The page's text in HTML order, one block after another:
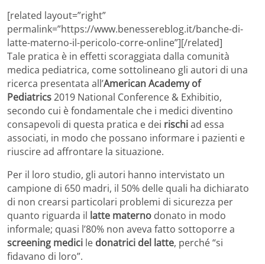
[related layout=”right”
permalink=”https://www.benessereblog.it/banche-di-
latte-materno-il-pericolo-corre-online”][/related]
Tale pratica è in effetti scoraggiata dalla comunità
medica pediatrica, come sottolineano gli autori di una
ricerca presentata all’American Academy of
Pediatrics2019 National Conference & Exhibitio,
secondo cui è fondamentale che i medici diventino
consapevoli di questa pratica e dei rischiad essa
associati, in modo che possano informare i pazienti e
riuscire ad affrontare la situazione.
Per il loro studio, gli autori hanno intervistato un
campione di 650 madri, il 50% delle quali ha dichiarato
di non crearsi particolari problemi di sicurezza per
quanto riguarda il latte materno donato in modo
informale; quasi l’80% non aveva fatto sottoporre a
screening medici le donatrici del latte, perché “si
fidavano di loro”.